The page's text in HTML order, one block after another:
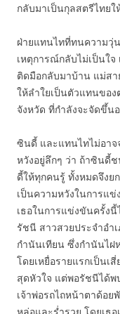
กลับมาเป็นกุลสตรีไทยใ
ฝ่ายแทนไทที่ทนความวุ่
เหตุการณ์กลับไม่เป็นใจ
ติดมือกลับมาบ้าน แม่สา
ให้ลำใยเป็นตัวแทนขอ
จังหวัด ที่กำลังจะจัดขึ้น
ซินดี้ และแทนไทไม่อาจ
หวังอยู่ลึกๆ ว่า ถ้าซินดี้
ดี้ให้ทุกคนรู้ ทั้งหมดจึง
เป็นความหวังในการแ
เธอในการแข่งขันครั้ง
รัชนี สาวสวยประจำอำ
กำนันเทียน ซึ่งกำนันไฝ
โดยเหยื่อรายแรกเป็นเ
สุดหัวใจ แต่พอรัชนีได้พ
เจ้าพ่อรถไถหน้าตาด้อ